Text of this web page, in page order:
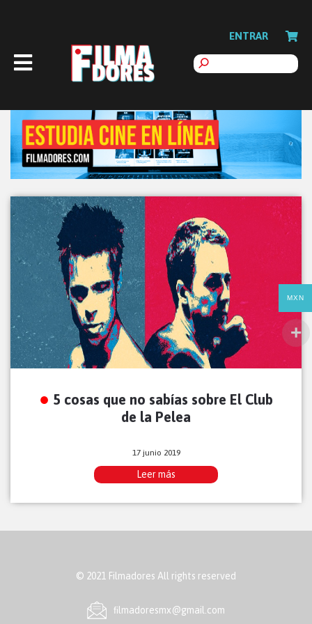
ENTRAR
5 cosas que no sabías sobre El Club
de la Pelea
17 junio 2019
Leer más
© 2021 Filmadores All rights reserved
ﬁlmadoresmx@gmail.com
MXN